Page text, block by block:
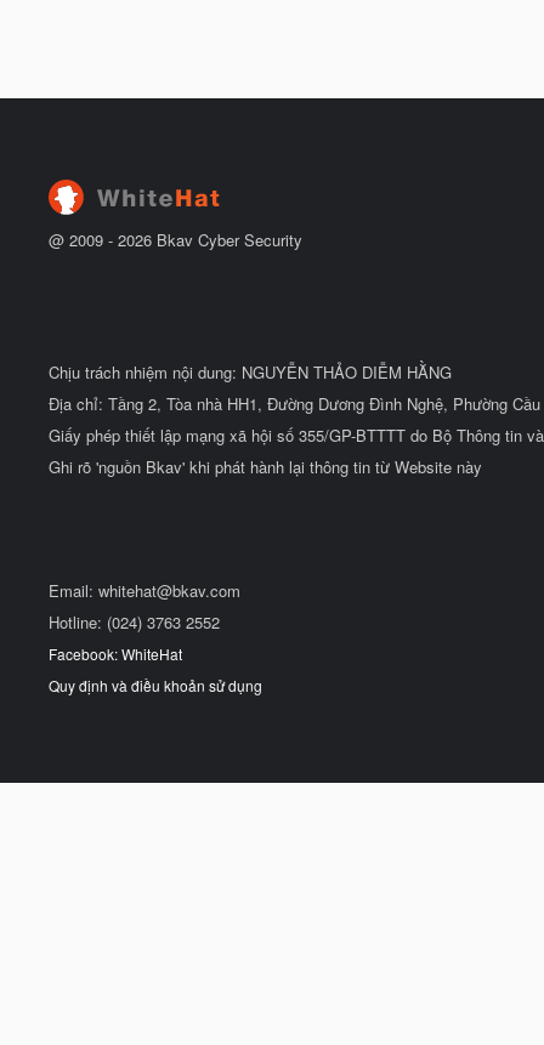
@ 2009 - 2026 Bkav Cyber Security
Chịu trách nhiệm nội dung: NGUYỄN THẢO DIỄM HẰNG
Địa chỉ: Tầng 2, Tòa nhà HH1, Đường Dương Đình Nghệ, Phường
Giấy phép thiết lập mạng xã hội số 355/GP-BTTTT do Bộ Thông tin
Ghi rõ 'nguồn Bkav' khi phát hành lại thông tin từ Website này
Email: whitehat@bkav.com
Hotline: (024) 3763 2552
Facebook: WhiteHat
Quy định và điều khoản sử dụng